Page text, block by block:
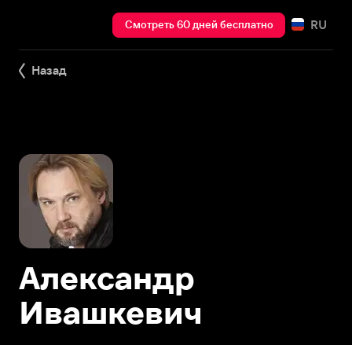
Смотреть 60 дней бесплатно RU
Назад
Александр
Ивашкевич